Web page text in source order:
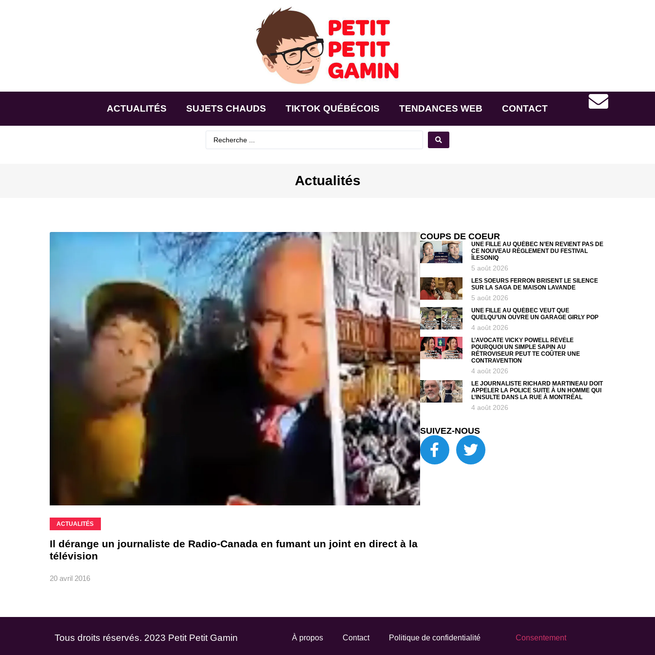
ACTUALITÉS SUJETS CHAUDS TIKTOK QUÉBÉCOIS TENDANCES WEB CONTACT
Actualités
ACTUALITÉS
Il dérange un journaliste de Radio-Canada en fumant un joint en direct à la
télévision
20 avril 2016
COUPS DE COEUR
UNE FILLE AU QUÉBEC N’EN REVIENT PAS DE
CE NOUVEAU RÈGLEMENT DU FESTIVAL
ÎLESONIQ
5 août 2026
LES SOEURS FERRON BRISENT LE SILENCE
SUR LA SAGA DE MAISON LAVANDE
5 août 2026
UNE FILLE AU QUÉBEC VEUT QUE
QUELQU’UN OUVRE UN GARAGE GIRLY POP
4 août 2026
L’AVOCATE VICKY POWELL RÉVÈLE
POURQUOI UN SIMPLE SAPIN AU
RÉTROVISEUR PEUT TE COÛTER UNE
CONTRAVENTION
4 août 2026
LE JOURNALISTE RICHARD MARTINEAU DOIT
APPELER LA POLICE SUITE À UN HOMME QUI
L’INSULTE DANS LA RUE À MONTRÉAL
4 août 2026
SUIVEZ-NOUS
Tous droits réservés. 2023 Petit Petit Gamin À propos Contact Politique de confidentialité Consentement